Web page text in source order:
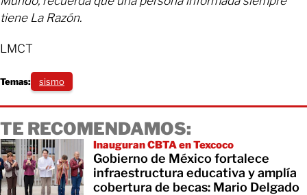
tiene La Razón.
LMCT
Temas: sismo
TE RECOMENDAMOS:
Inauguran CBTA en Texcoco
Gobierno de México fortalece
infraestructura educativa y amplía
cobertura de becas: Mario Delgado